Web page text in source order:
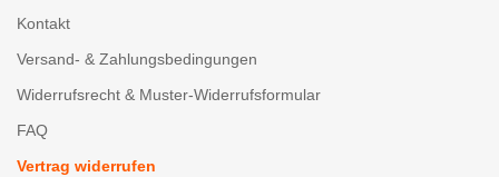
Kontakt
Versand- & Zahlungsbedingungen
Widerrufsrecht & Muster-Widerrufsformular
FAQ
Vertrag widerrufen